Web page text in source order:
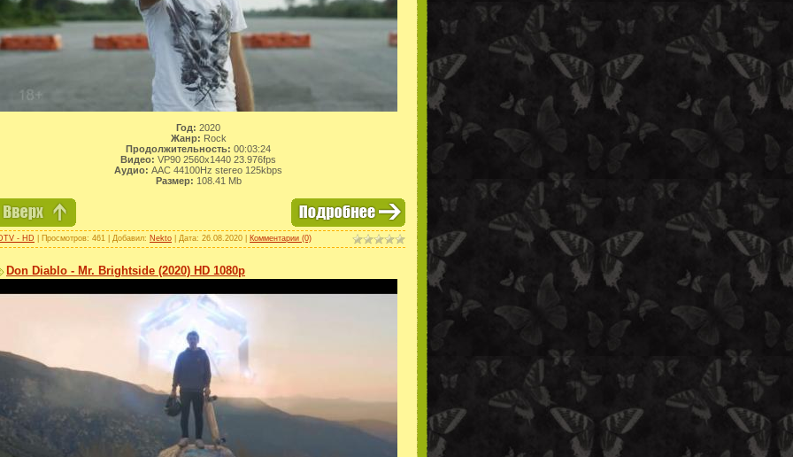
Год: 2020
Жанр: Rock
Продолжительность: 00:03:24
Видео: VP90 2560x1440 23.976fps
Аудио: AAC 44100Hz stereo 125kbps
Размер: 108.41 Mb
- HD | Просмотров: 461 | Добавил: Nekto | Дата: 26.08.2020 Комментарии (0)
Don Diablo - Mr. Brightside (2020) HD 1080p